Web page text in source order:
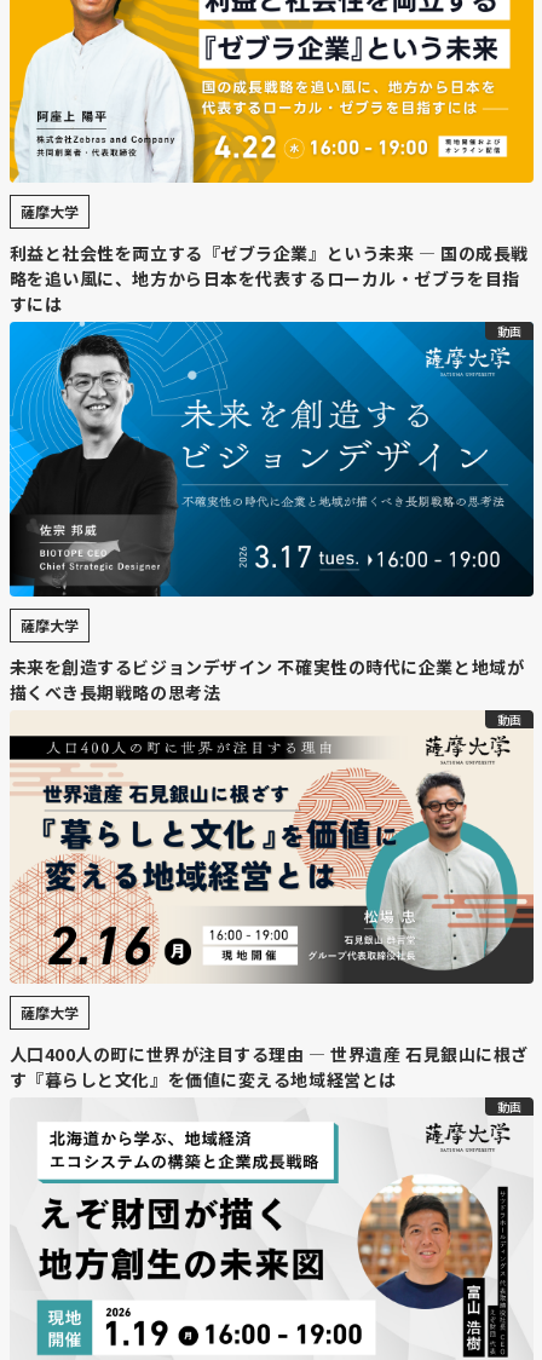
【要約】
・IOWNで石狩―東京間を高速接続
NTT東日本は次世代通信基盤「IOWN」を石狩市と東京都
心間で実用化し、2026年8月から石狩再エネデータセンタ
ー第1号で利用開始する。道内と首都圏をIOWNで結ぶの
は初となる。
・遅延大幅短縮と省電力化
IOWNは光信号のまま送受信できるため、従来必要だった
変換を省略。遅延は従来の200分の1に抑えられ、ほぼタ
イムラグがなく、省電力化も可能。札幌医科大でも来年
10月に導入予定。
・DC開発とAI活用への追い風
石狩再エネデータセンター第1号は来年4月に開業予定
で、生成AI関連に活用される。冷涼な気候を生かした道内
のデータセンター誘致にとって、IOWNの実用化は大都市
との距離の課題を克服し、さらなる拡大を後押しする可能
性がある。
【コメント】
石狩－東京間での導入は北海道の距離のハンデを消し去
り、冷涼な気候と合わせて世界水準のデータセンター拠点
へ押し上げる一手にしようとしています。これが実現すれ
ば構造的インパクトのあるニュースだと感じます。
【北海道ニュース】「新ロケット発射
場を整備」 大樹・スペースコタン 大型
の打ち上げ対応へ構想 27年度以降
https://www.hokkaido-
np.co.jp/article/1215405/
【要約】
・新発射場「LC2」構想
大樹町の北海道スペースポートを運営するスペースコタン
は、2027年度以降に全長70メートル級の大型ロケット打
ち上げに対応する新発射場「LC2」の整備を目指す。複数
の射点や組み立て棟を設け、同時に複数企業が打ち上げ準
備できる体制を整える計画。
薩摩大学
利益と社会性を両立する『ゼブラ企業』という未来 — 国の成長戦
略を追い風に、地方から日本を代表するローカル・ゼブラを目指
すには
動画
薩摩大学
未来を創造するビジョンデザイン 不確実性の時代に企業と地域が
描くべき長期戦略の思考法
動画
薩摩大学
人口400人の町に世界が注目する理由 — 世界遺産 石見銀山に根ざ
す『暮らしと文化』を価値に変える地域経営とは
動画